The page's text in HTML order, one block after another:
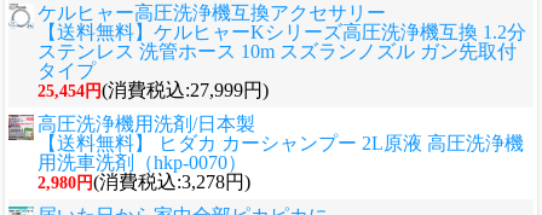
ケルヒャー高圧洗浄機互換アクセサリー
【送料無料】ケルヒャーKシリーズ高圧洗浄機互換 1.2分
ステンレス 洗管ホース 10m スズランノズル ガン先取付
タイプ
25,454円(消費税込:27,999円)
高圧洗浄機用洗剤/日本製
【送料無料】 ヒダカ カーシャンプー 2L原液 高圧洗浄機
用洗車洗剤（hkp-0070）
2,980円(消費税込:3,278円)